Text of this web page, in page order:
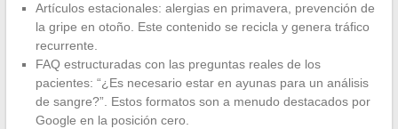
Artículos estacionales: alergias en primavera, prevención de
la gripe en otoño. Este contenido se recicla y genera tráfico
recurrente.
FAQ estructuradas con las preguntas reales de los
pacientes: “¿Es necesario estar en ayunas para un análisis
de sangre?”. Estos formatos son a menudo destacados por
Google en la posición cero.